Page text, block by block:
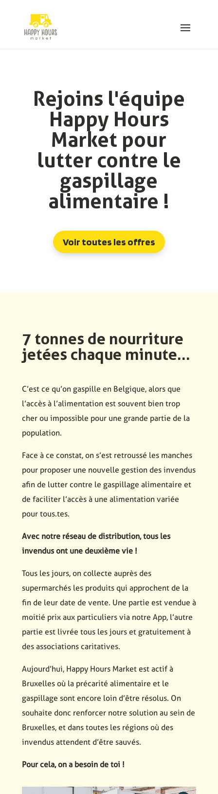
Rejoins l'équipe
Happy Hours
Market pour
lutter contre le
gaspillage
alimentaire !
Voir toutes les offres
7 tonnes de nourriture
jetées chaque minute...
C’est ce qu’on gaspille en Belgique, alors que
l’accès à l’alimentation est souvent bien trop
cher ou impossible pour une grande partie de la
population.
Face à ce constat, on s’est retroussé les manches
pour proposer une nouvelle gestion des invendus
afin de lutter contre le gaspillage alimentaire et
de faciliter l’accès à une alimentation variée
pour tous.tes.
Avec notre réseau de distribution, tous les
invendus ont une deuxième vie !
Tous les jours, on collecte auprès des
supermarchés les produits qui approchent de la
fin de leur date de vente. Une partie est vendue à
moitié prix aux particuliers via notre App, l’autre
partie est livrée tous les jours et gratuitement à
des associations caritatives.
Aujourd’hui, Happy Hours Market est actif à
Bruxelles où la précarité alimentaire et le
gaspillage sont encore loin d’être résolus. On
souhaite donc renforcer notre solution au sein de
Bruxelles, et dans toutes les régions où des
invendus attendent d’être sauvés.
Pour cela, on a besoin de toi !